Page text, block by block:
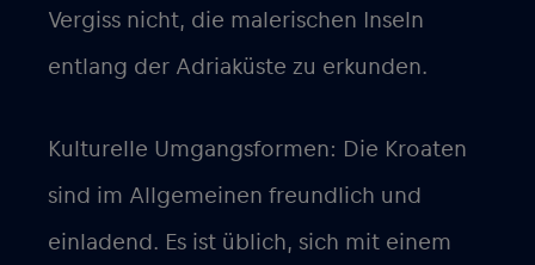
Vergiss nicht, die malerischen Inseln
entlang der Adriaküste zu erkunden.
Kulturelle Umgangsformen: Die Kroaten
sind im Allgemeinen freundlich und
einladend. Es ist üblich, sich mit einem